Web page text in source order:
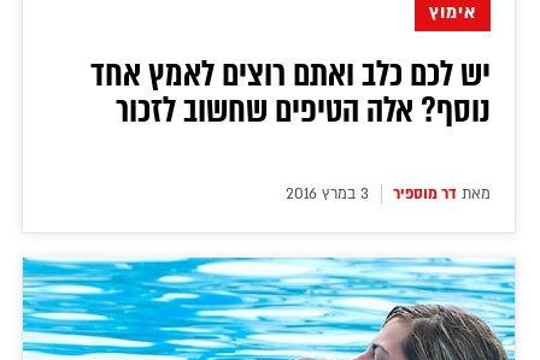
אימוץ
יש לכם כלב ואתם רוצים לאמץ אחד
נוסף? אלה הטיפים שחשוב לזכור
מאת דר מוספיר 3 במרץ 2016